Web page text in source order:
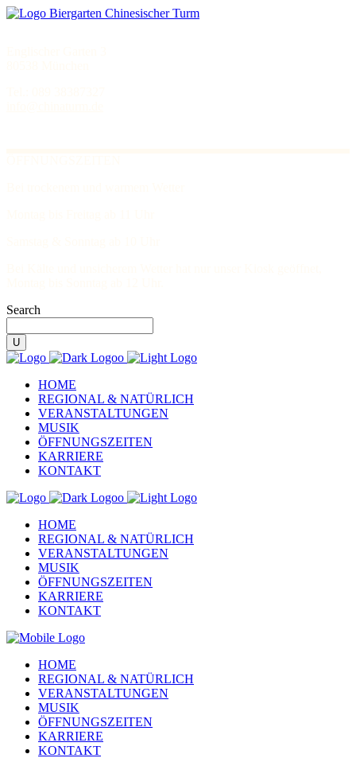
Search
HOME
REGIONAL & NATÜRLICH
VERANSTALTUNGEN
MUSIK
ÖFFNUNGSZEITEN
KARRIERE
KONTAKT
HOME
REGIONAL & NATÜRLICH
VERANSTALTUNGEN
MUSIK
ÖFFNUNGSZEITEN
KARRIERE
KONTAKT
HOME
REGIONAL & NATÜRLICH
VERANSTALTUNGEN
MUSIK
ÖFFNUNGSZEITEN
KARRIERE
KONTAKT